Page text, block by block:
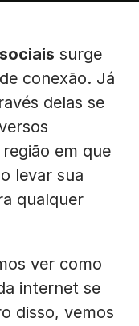
surge
conexão. Já
delas se
em que
levar sua
qualquer
ver como
internet se
disso, vemos